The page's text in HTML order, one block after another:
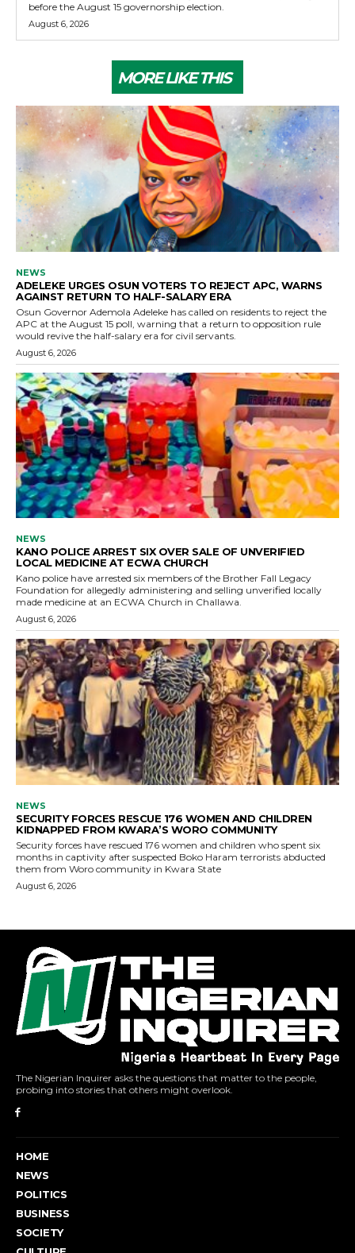
The Nigerian Inquirer asks the questions that matter to the people,
probing into stories that others might overlook.
HOME
NEWS
POLITICS
BUSINESS
SOCIETY